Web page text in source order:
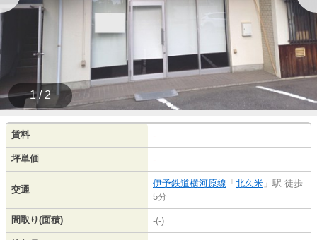
1 / 2
賃料 -
坪単価 -
交通
伊予鉄道横河原線 「 北久米 」駅 徒歩
5分
間取り(面積) -(-)